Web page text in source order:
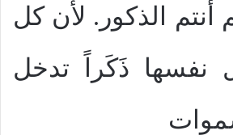
أنتم الذكور. لأن كل
نفسها ذَكَراً تدخل